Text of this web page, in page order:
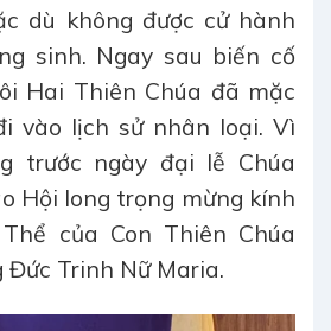
dù không được cử hành
sinh. Ngay sau biến cố
Hai Thiên Chúa đã mặc
vào lịch sử nhân loại. Vì
trước ngày đại lễ Chúa
Hội long trọng mừng kính
của Con Thiên Chúa
Đức Trinh Nữ Maria.